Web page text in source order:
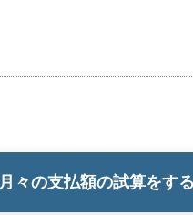
月々の支払額の試算をす